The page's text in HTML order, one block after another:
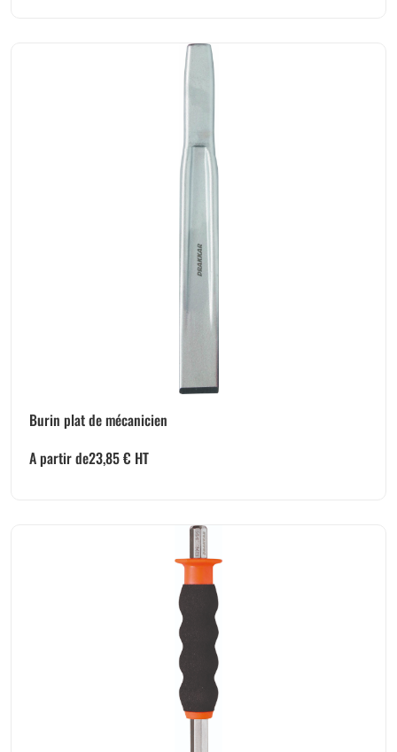
Burin plat de mécanicien
A partir de23,85€ HT